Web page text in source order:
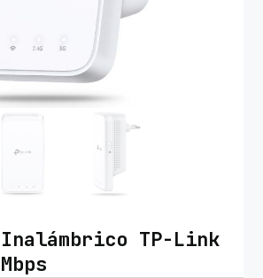
TP-Link